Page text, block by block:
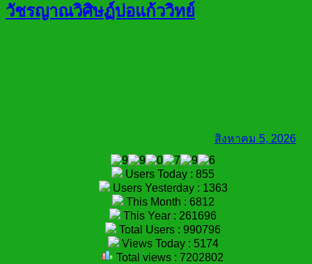
วัชรญาณวิศิษฏ์บ่อแก้ววิทย์
สิงหาคม 5, 2026
Users Today : 855
Users Yesterday : 1363
This Month : 6812
This Year : 261696
Total Users : 990796
Views Today : 5174
Total views : 7202802